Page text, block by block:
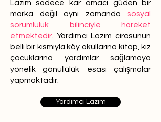
Lazım sadece kar amacı güden bir
marka değil aynı zamanda sosyal
sorumluluk bilinciyle hareket
etmektedir.
Yardımcı Lazım cirosunun
belli bir kısmıyla köy okullarına kitap, kız
çocuklarına yardımlar sağlamaya
yönelik gönüllülük esası çalışmalar
yapmaktadır.
Yardımcı Lazım